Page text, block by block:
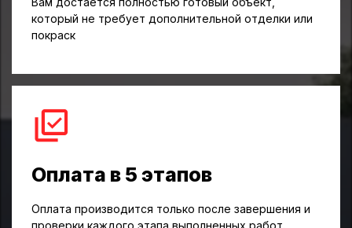
который не требует дополнительной отделки или
покраск
Оплата в 5 этапов
Оплата производится только после завершения и
проверки каждого этапа выполненных работ.